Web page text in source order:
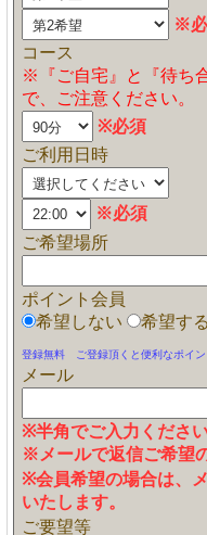
※
コース
※『ご自宅』と『待ち
で、ご注意ください。
※必須
ご利用日時
※必須
ご希望場所
ポイント会員
希望しない
希望する
登録無料 ご登録頂くと便利なポイ
メール
※半角でご入力ください
※メールで返信ご希望
※会員希望の場合は、
いたします。
ご要望等